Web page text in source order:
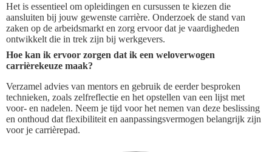
Het is essentieel om opleidingen en cursussen te kiezen die
aansluiten bij jouw gewenste carrière. Onderzoek de stand van
zaken op de arbeidsmarkt en zorg ervoor dat je vaardigheden
ontwikkelt die in trek zijn bij werkgevers.
Hoe kan ik ervoor zorgen dat ik een weloverwogen
carrièrekeuze maak?
Verzamel advies van mentors en gebruik de eerder besproken
technieken, zoals zelfreflectie en het opstellen van een lijst met
voor- en nadelen. Neem je tijd voor het nemen van deze beslissing
en onthoud dat flexibiliteit en aanpassingsvermogen belangrijk zijn
voor je carrièrepad.